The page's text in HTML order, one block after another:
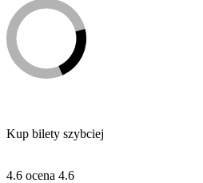
Kup bilety szybciej
4.6 ocena 4.6